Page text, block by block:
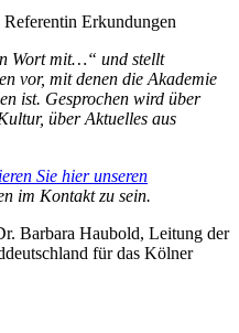
Erkundungen
Wort mit…“ und stellt
vor, mit denen die Akademie
ist. Gesprochen wird über
über Aktuelles aus
Sie hier unseren
im Kontakt zu sein.
Barbara Haubold, Leitung der
für das Kölner